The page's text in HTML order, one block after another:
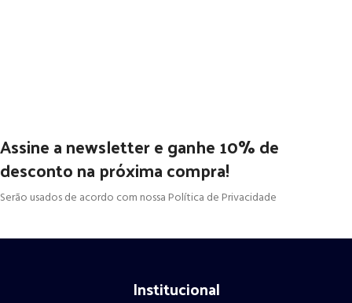
Assine a newsletter e ganhe 10% de
desconto na próxima compra!
Serão usados de acordo com nossa Política de Privacidade
Institucional